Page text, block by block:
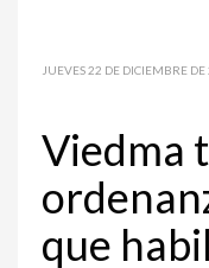
JUEVES 22 DE DICIEMBRE
Viedma
que